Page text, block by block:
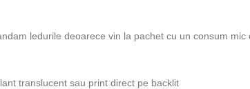
ledurile deoarece vin la pachet cu un consum mic
translucent sau print direct pe backlit